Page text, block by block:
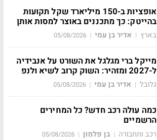
אופציות ב-150 מיליארד שקל תקועות
בהייטק: כך מתכננים באוצר למסות אותן
בארץ | אדיר בן עמי |
05/08/2026
מייקל ברי מגלגל את השורט על אנבידיה
ל-2027 ומזהיר: השוק קרוב לשיא ולנפ
גלובל | אדיר בן עמי |
05/08/2026
כמה עולה רכב חדש? כל המחירים
הרשמיים
רכב ותחבורה | בן פלמון |
05/08/2026